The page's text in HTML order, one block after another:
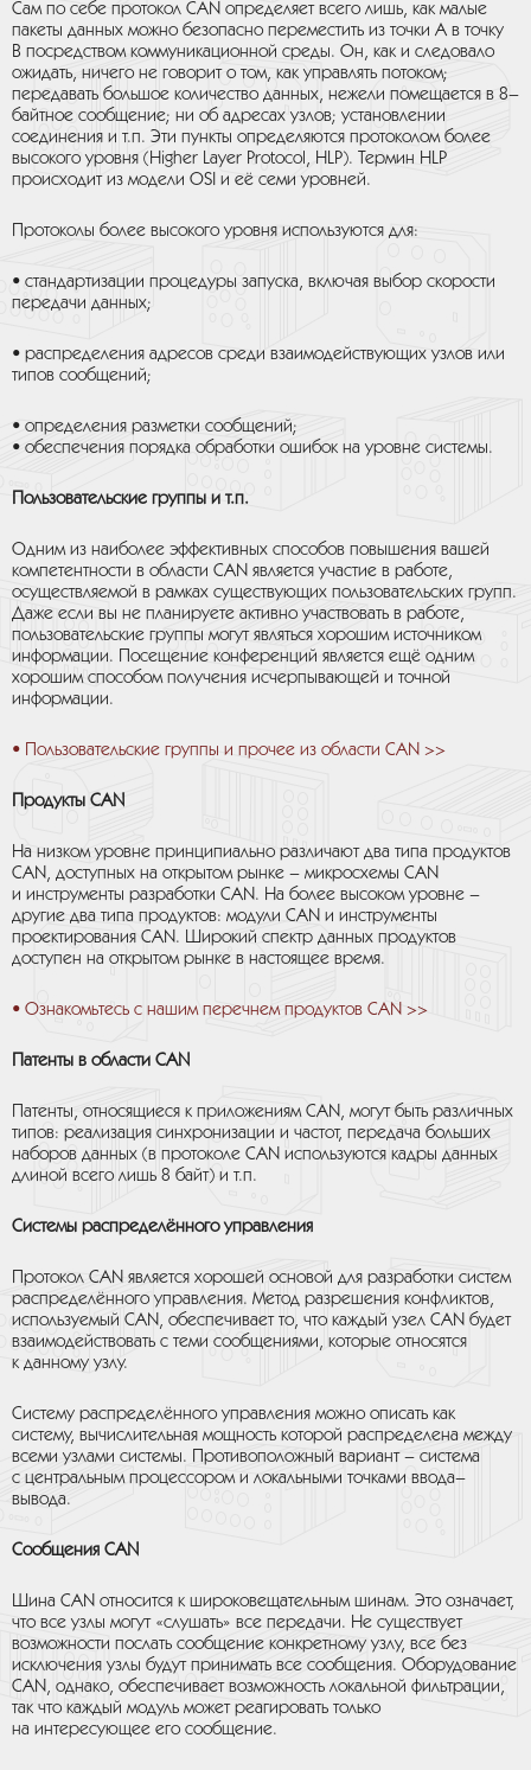
Сам по себе протокол CAN определяет всего лишь, как малые
пакеты данных можно безопасно переместить из точки A в точку
B посредством коммуникационной среды. Он, как и следовало
ожидать, ничего не говорит о том, как управлять потоком;
передавать большое количество данных, нежели помещается в 8–
байтное сообщение; ни об адресах узлов; установлении
соединения и т.п. Эти пункты определяются протоколом более
высокого уровня (Higher Layer Protocol, HLP). Термин HLP
происходит из модели OSI и её семи уровней.
Протоколы более высокого уровня используются для:
• стандартизации процедуры запуска, включая выбор скорости
передачи данных;
• распределения адресов среди взаимодействующих узлов или
типов сообщений;
• определения разметки сообщений;
• обеспечения порядка обработки ошибок на уровне системы.
Пользовательские группы и т.п.
Одним из наиболее эффективных способов повышения вашей
компетентности в области CAN является участие в работе,
осуществляемой в рамках существующих пользовательских групп.
Даже если вы не планируете активно участвовать в работе,
пользовательские группы могут являться хорошим источником
информации. Посещение конференций является ещё одним
хорошим способом получения исчерпывающей и точной
информации.
• Пользовательские группы и прочее из области CAN >>
Продукты CAN
На низком уровне принципиально различают два типа продуктов
CAN, доступных на открытом рынке – микросхемы CAN
и инструменты разработки CAN. На более высоком уровне –
другие два типа продуктов: модули CAN и инструменты
проектирования CAN. Широкий спектр данных продуктов
доступен на открытом рынке в настоящее время.
• Ознакомьтесь с нашим перечнем продуктов CAN >>
Патенты в области CAN
Патенты, относящиеся к приложениям CAN, могут быть различных
типов: реализация синхронизации и частот, передача больших
наборов данных (в протоколе CAN используются кадры данных
длиной всего лишь 8 байт) и т.п.
Системы распределённого управления
Протокол CAN является хорошей основой для разработки систем
распределённого управления. Метод разрешения конфликтов,
используемый CAN, обеспечивает то, что каждый узел CAN будет
взаимодействовать с теми сообщениями, которые относятся
к данному узлу.
Систему распределённого управления можно описать как
систему, вычислительная мощность которой распределена между
всеми узлами системы. Противоположный вариант – система
с центральным процессором и локальными точками ввода–
вывода.
Сообщения CAN
Шина CAN относится к широковещательным шинам. Это означает,
что все узлы могут «слушать» все передачи. Не существует
возможности послать сообщение конкретному узлу, все без
исключения узлы будут принимать все сообщения. Оборудование
CAN, однако, обеспечивает возможность локальной фильтрации,
так что каждый модуль может реагировать только
на интересующее его сообщение.